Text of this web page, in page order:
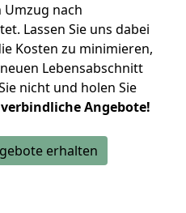
nach
Lassen Sie uns dabei
Kosten zu minimieren,
Lebensabschnitt
nicht und holen Sie
Angebote!
erhalten